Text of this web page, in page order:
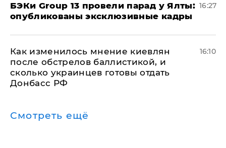
​БЭКи Group 13 провели парад у Ялты:
опубликованы эксклюзивные кадры
16:27
Как изменилось мнение киевлян
после обстрелов баллистикой, и
сколько украинцев готовы отдать
Донбасс РФ
16:10
Смотреть ещё